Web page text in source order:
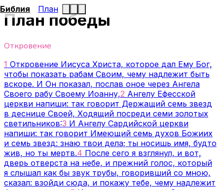
План победы
Библия План
Откровение
1 Откровение Иисуса Христа, которое дал Ему Бог,
чтобы показать рабам Своим, чему надлежит быть
вскоре. И Он показал, послав оное через Ангела
Своего рабу Своему Иоанну,2 Ангелу Ефесской
церкви напиши: так говорит Держащий семь звезд
в деснице Своей, Ходящий посреди семи золотых
светильников:3 И Ангелу Сардийской церкви
напиши: так говорит Имеющий семь духов Божиих
и семь звезд: знаю твои дела; ты носишь имя, будто
жив, но ты мертв.4 После сего я взглянул, и вот,
дверь отверста на небе, и прежний голос, который
я слышал как бы звук трубы, говоривший со мною,
сказал: взойди сюда, и покажу тебе, чему надлежит